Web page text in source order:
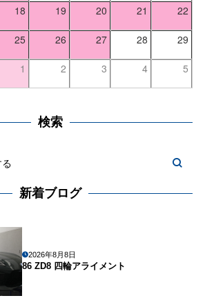
18 19 20 21 22
25 26 27 28 29
1 2 3 4 5
検索
新着ブログ
2026年8月8日
86 ZD8 四輪アライメント